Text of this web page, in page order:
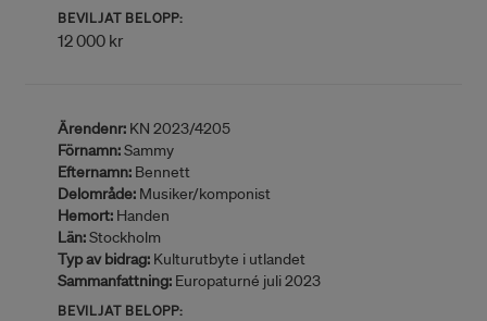
BEVILJAT BELOPP:
12 000 kr
Ärendenr: KN 2023/4205
Förnamn:Sammy
Efternamn: Bennett
Delområde: Musiker/komponist
Hemort: Handen
Län:Stockholm
Typ av bidrag: Kulturutbyte i utlandet
Sammanfattning: Europaturné juli 2023
BEVILJAT BELOPP: